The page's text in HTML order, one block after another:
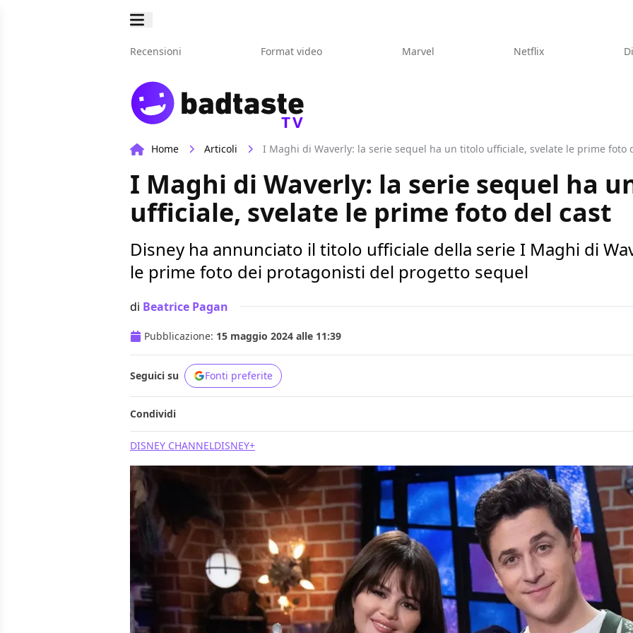
Recensioni Format video Marvel Netflix
TV
Home Articoli I Maghi di Waverly: la serie sequel ha un titolo ufficiale, svelate le prime foto
I Maghi di Waverly: la serie sequel ha
ufficiale, svelate le prime foto del cast
Disney ha annunciato il titolo ufficiale della serie I Maghi di
le prime foto dei protagonisti del progetto sequel
di Beatrice Pagan
Pubblicazione: 15 maggio 2024 alle 11:39
Seguici su Fonti preferite
Condividi
DISNEY CHANNELDISNEY+